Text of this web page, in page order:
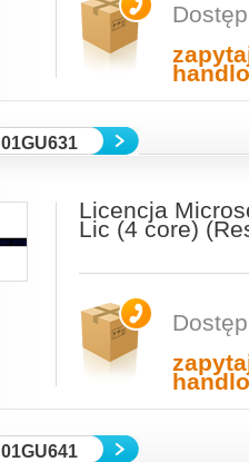
01GU631
Licencja
Lic (4 core)
01GU641